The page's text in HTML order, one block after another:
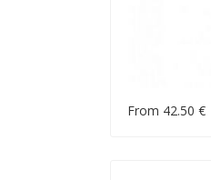
From 42.50 €